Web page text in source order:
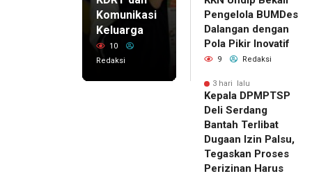
Komunikasi
Keluarga
10
Redaksi
Pengelola BUMDes
Dalangan dengan
Pola Pikir Inovatif
9 Redaksi
3 hari lalu
Kepala DPMPTSP
Deli Serdang
Bantah Terlibat
Dugaan Izin Palsu,
Tegaskan Proses
Perizinan Harus